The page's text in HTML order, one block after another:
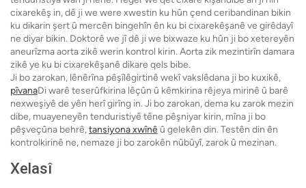
cixarekêş in, dê ji we were xwestin ku hûn çend ceribandinan bikin
ku dikarin şert û mercên bingehîn ên ku bi cixarekêşanê ve girêdayî
ne diyar bikin. Doktorê we jî dê ji we bixwaze ku hûn ji bo xetereyên
aneurîzma aorta zikê werin kontrol kirin. Aorta zik mezintirîn damara
zikê ye ku bi cixarekêşanê dikare qels bibe.
Ji bo zarokan, lênêrîna pêşîlêgirtinê wekî vakslêdana ji bo kuxikê,
pîvanaDi warê teserûfkirina lêçûn û kêmkirina rêjeya mirinê û barê
nexweşiyê de yên herî girîng in. Ji bo zarokan, dema ku zarok mezin
dibe, muayeneyên tenduristiyê têne pêşniyar kirin, mîna ji bo
pêşveçûna behrê,tansiyona xwînêû gelekên din. Testên din ên
kontrolkirinê ne, nemaze ji bo zarokên nûbûyî, zarok û mezinan.
Xelasî